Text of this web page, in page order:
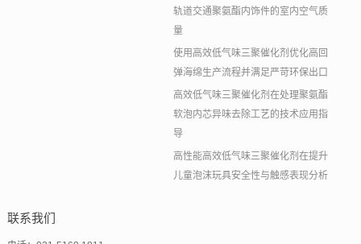
轨道交通聚氨酯内饰件的室内空气质
量
使用高效低气味三聚催化剂优化高回
弹海绵生产流程并满足严苛环保出口
高效低气味三聚催化剂在处理聚氨酯
软泡内芯异味去除工艺的技术应用指
导
高性能高效低气味三聚催化剂在提升
儿童泡沫玩具安全性与触感表现分析
联系我们